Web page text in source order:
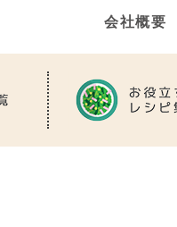
会社概要